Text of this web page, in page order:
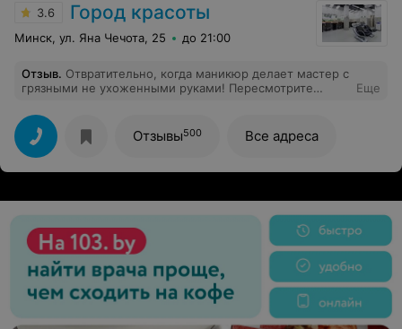
3.6 Город красоты
Минск, ул. Яна Чечота, 25 до 21:00
Отзыв. Отвратительно, когда маникюр делает мастер с
грязными не ухоженными руками! Пересмотрите
работать в месте, претендующем на "салон красоты"!
Еще
Отзывы500 Все адреса